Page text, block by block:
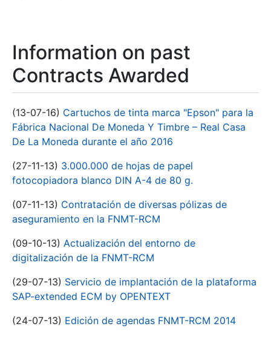
Information on past
Contracts Awarded
(13-07-16) Cartuchos de tinta marca "Epson" para la
Fábrica Nacional De Moneda Y Timbre – Real Casa
De La Moneda durante el año 2016
(27-11-13) 3.000.000 de hojas de papel
fotocopiadora blanco DIN A-4 de 80 g.
(07-11-13) Contratación de diversas pólizas de
aseguramiento en la FNMT-RCM
(09-10-13) Actualización del entorno de
digitalización de la FNMT-RCM
(29-07-13) Servicio de implantación de la plataforma
SAP-extended ECM by OPENTEXT
(24-07-13) Edición de agendas FNMT-RCM 2014